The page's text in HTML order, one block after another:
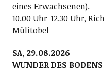
eines Erwachsenen).
10.00 Uhr-12.30 Uhr,
Mülitobel
SA, 29.08.2026
WUNDER DES